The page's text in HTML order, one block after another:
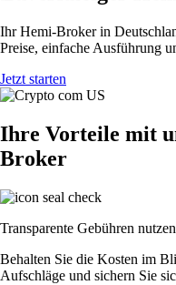
Ihr Hemi-Broker in
Preise, einfache Ausführung
Jetzt starten
Ihre Vorteile mit
Broker
Transparente Gebühren nutzen
Behalten Sie die Kosten im
Aufschläge und sichern Sie